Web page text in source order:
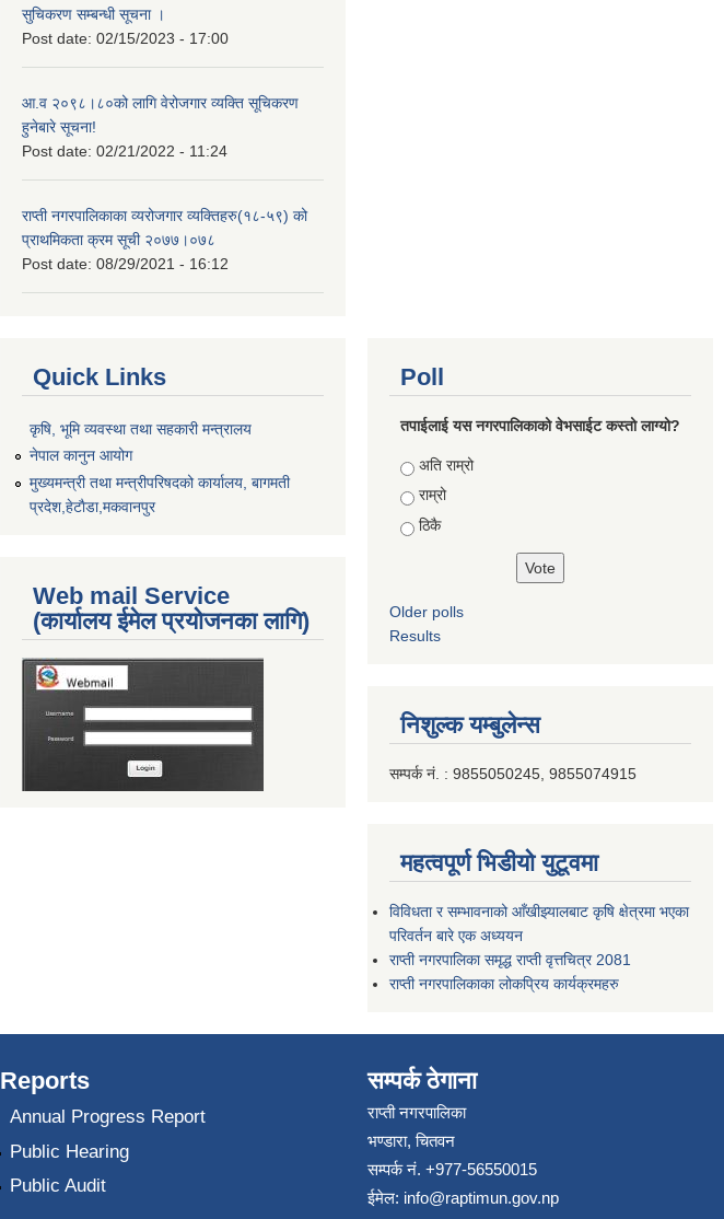
सुचिकरण सम्बन्धी सूचना ।
Post date: 02/15/2023 - 17:00
आ.व २०९८।८०को लागि वेरोजगार व्यक्ति सूचिकरण
हुनेबारे सूचना!
Post date: 02/21/2022 - 11:24
राप्ती नगरपालिकाका व्यरोजगार व्यक्तिहरु(१८-५९) को
प्राथमिकता क्रम सूची २०७७।०७८
Post date: 08/29/2021 - 16:12
Quick Links
कृषि, भूमि व्यवस्था तथा सहकारी मन्त्रालय
नेपाल कानुन आयोग
मुख्यमन्त्री तथा मन्त्रीपरिषदको कार्यालय, बागमती
प्रदेश,हेटाैडा,मकवानपुर
Web mail Service
(कार्यालय ईमेल प्रयोजनका लागि)
Poll
तपाईलाई यस नगरपालिकाको वेभसाईट कस्तो लाग्यो?
Choices
अति राम्रो
राम्रो
ठिकै
Older polls
Results
निशुल्क यम्बुलेन्स
सम्पर्क नं. : 9855050245, 9855074915
महत्वपूर्ण भिडीयो युटूवमा
विविधता र सम्भावनाको आँखीझ्यालबाट कृषि क्षेत्रमा भएका
परिवर्तन बारे एक अध्ययन
राप्ती नगरपालिका समृद्ध राप्ती वृत्तचित्र 2081
राप्ती नगरपालिकाका लोकप्रिय कार्यक्रमहरु
Reports
Annual Progress Report
Public Hearing
Public Audit
सम्पर्क ठेगाना
राप्ती नगरपालिका
भण्डारा, चितवन
सम्पर्क नं. +977-56550015
ईमेल: info@raptimun.gov.np